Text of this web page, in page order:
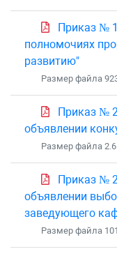
Приказ №
полномочиях
развитию"
Размер файла
Приказ №
объявлении
Размер файла
Приказ №
объявлении
заведующего
Размер файла